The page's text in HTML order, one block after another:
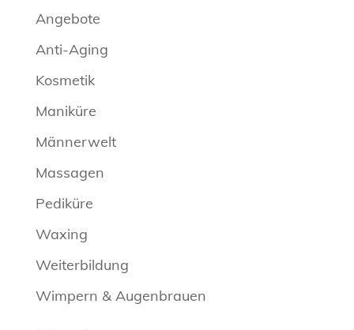
Angebote
Anti-Aging
Kosmetik
Maniküre
Männerwelt
Massagen
Pediküre
Waxing
Weiterbildung
Wimpern & Augenbrauen